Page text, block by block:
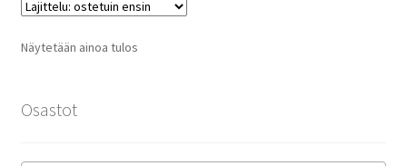
Näytetään ainoa tulos
Osastot